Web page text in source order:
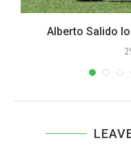
Alberto Salido